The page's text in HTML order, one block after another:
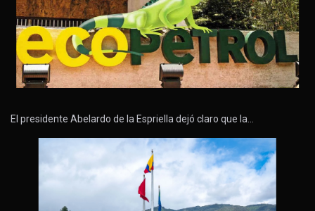
El presidente Abelardo de la Espriella dejó claro que la…